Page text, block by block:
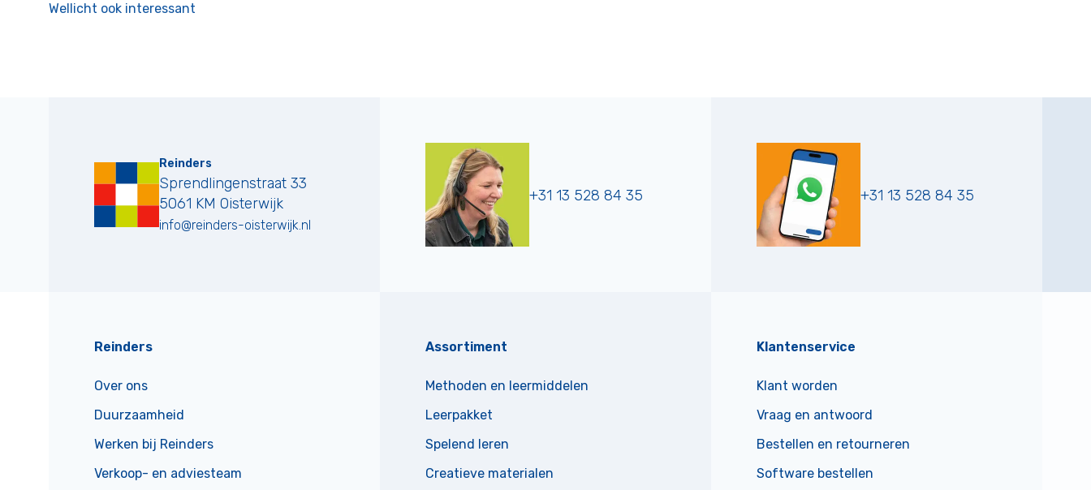
Wellicht ook interessant
Reinders
Sprendlingenstraat 33
5061 KM Oisterwijk
info@reinders-oisterwijk.nl
+31 13 528 84 35 +31 13 528 84 35
Reinders
Over ons
Duurzaamheid
Werken bij Reinders
Verkoop- en adviesteam
Assortiment
Methoden en leermiddelen
Leerpakket
Spelend leren
Creatieve materialen
Klantenservice
Klant worden
Vraag en antwoord
Bestellen en retourneren
Software bestellen